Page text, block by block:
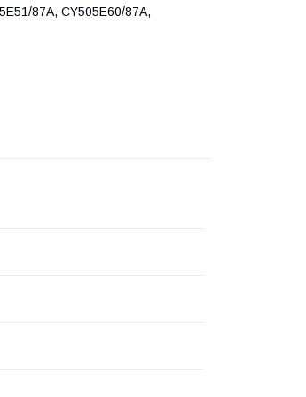
87A, CY505E60/87A,